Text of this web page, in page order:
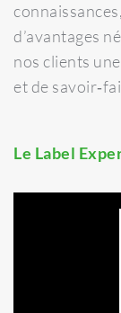
d’avantages
nos clients
et de
Le Label